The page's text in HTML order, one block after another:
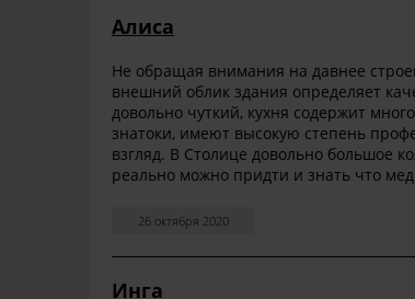
Алиса
Не обращая внимания на давнее
внешний облик здания определяет
довольно чуткий, кухня содержит
знатоки, имеют высокую степень
взгляд. В Столице довольно большое
реально можно придти и знать что
26 октября 2020
Инга